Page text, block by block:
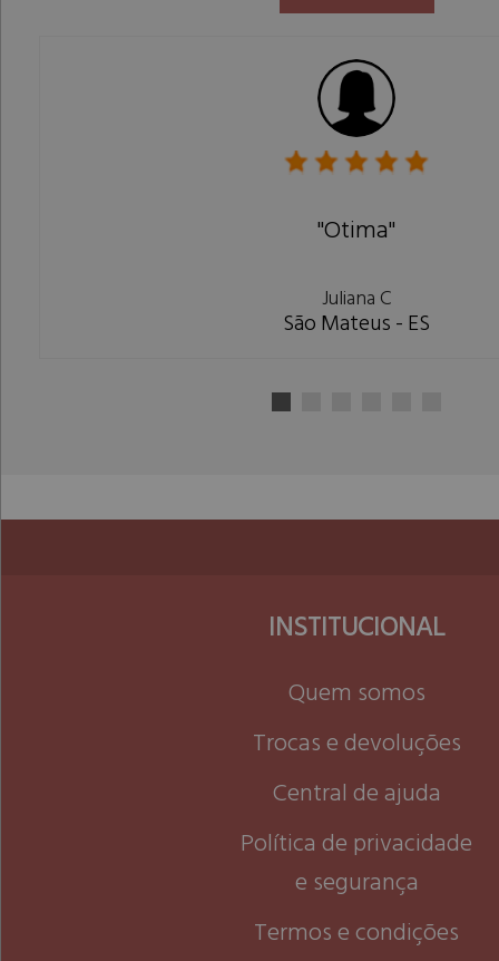
"Otima"
Juliana C
São Mateus - ES
INSTITUCIONAL
Quem somos
Trocas e devoluções
Central de ajuda
Política de privacidade
e segurança
Termos e condições